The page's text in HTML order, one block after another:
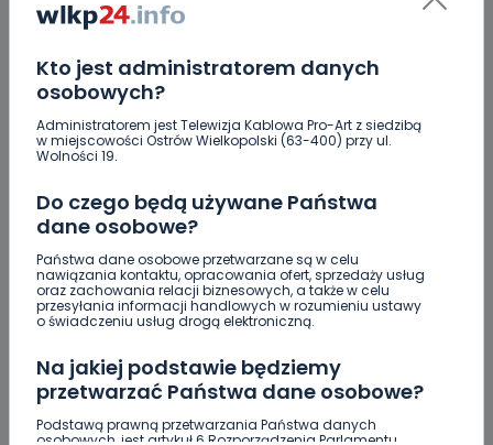
Kto jest administratorem danych
osobowych?
Administratorem jest Telewizja Kablowa Pro-Art z siedzibą
w miejscowości Ostrów Wielkopolski (63-400) przy ul.
Wolności 19.
Do czego będą używane Państwa
dane osobowe?
Państwa dane osobowe przetwarzane są w celu
nawiązania kontaktu, opracowania ofert, sprzedaży usług
oraz zachowania relacji biznesowych, a także w celu
przesyłania informacji handlowych w rozumieniu ustawy
o świadczeniu usług drogą elektroniczną.
Na jakiej podstawie będziemy
przetwarzać Państwa dane osobowe?
Podstawą prawną przetwarzania Państwa danych
osobowych, jest artykuł 6 Rozporządzenia Parlamentu
kandydatem na ten urząd i wierze, że wygra pan z
obecną panią prezydent. Miasto potrzebuje człowieka
przewija się temat co Senator zrobił dla Ostrowa pewnie
nie wiem o wszystkich Jego działaniach, ale mogę
wymienić kilka. Konkret 1,8 mln na hale w SP9, prawie 2
mln na termomodernizację aresztu, 150 tys na Aeroklub
ostrowski, 1,5 mln na boiska szkole m. In. w ZAP, SP5,
Uslugówka. Niespełna 200 tys na lodowisko. Wystarczy?
E2 Ewelina 25